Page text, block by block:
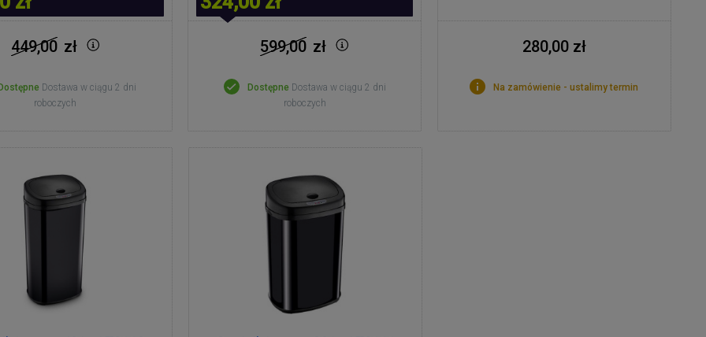
449,00 zł
Dostępne Dostawa w ciągu 2 dni
roboczych
599,00 zł
Dostępne Dostawa w ciągu 2 dni
roboczych
280,00 zł
Na zamówienie - ustalimy termin